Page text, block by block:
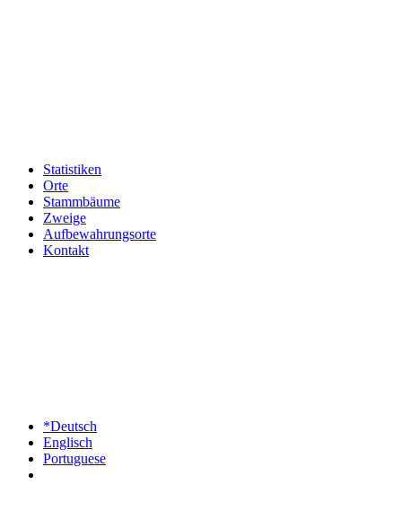
Statistiken
Orte
Stammbäume
Zweige
Aufbewahrungsorte
Kontakt
*Deutsch
Englisch
Portuguese